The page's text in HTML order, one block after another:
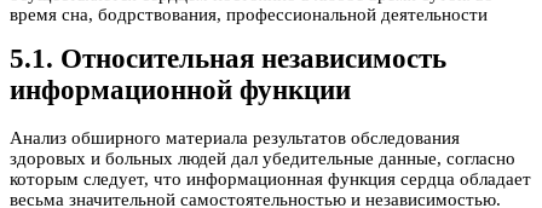
время сна, бодрствования, профессиональной деятельности
5.1. Относительная независимость
информационной функции
Анализ обширного материала результатов обследования
здоровых и больных людей дал убедительные данные, согласно
которым следует, что информационная функция сердца обладает
весьма значительной самостоятельностью и независимостью.